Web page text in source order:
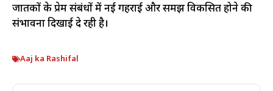
जातकों के प्रेम संबंधों में नई गहराई और समझ विकसित होने की
संभावना दिखाई दे रही है।
Aaj ka Rashifal